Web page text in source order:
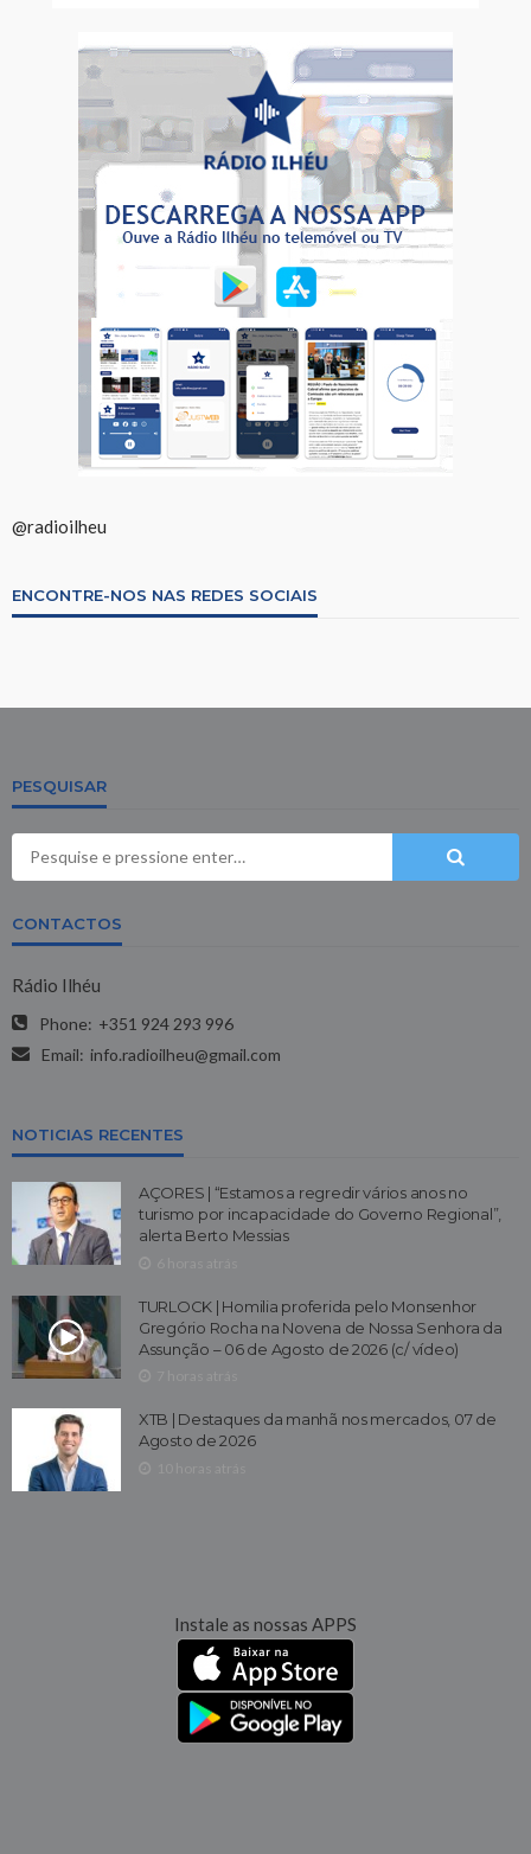
@radioilheu
ENCONTRE-NOS NAS REDES SOCIAIS
PESQUISAR
CONTACTOS
Rádio Ilhéu
Phone: +351 924 293 996
Email: info.radioilheu@gmail.com
NOTICIAS RECENTES
AÇORES | “Estamos a regredir vários anos no
turismo por incapacidade do Governo Regional”,
alerta Berto Messias
TURLOCK | Homilia proferida pelo Monsenhor
Gregório Rocha na Novena de Nossa Senhora da
Assunção – 06 de Agosto de 2026 (c/ vídeo)
XTB | Destaques da manhã nos mercados, 07 de
Agosto de 2026
Instale as nossas APPS